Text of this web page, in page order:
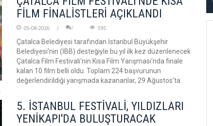
FİLM FİNALİSTLERİ AÇIKLANDI
05-08-2026 595
Çatalca Belediyesi tarafından İstanbul Büyükşehir
Belediyesi'nin (İBB) desteğiyle bu yıl ilk kez düzenlenecek
Çatalca Film Festivali'nin Kısa Film Yarışması'nda finale
kalan 10 film belli oldu. Toplam 224 başvurunun
değerlendirildiği yarışmada kazananlar, 29 Ağustos'ta
5. İSTANBUL FESTİVALİ, YILDIZLARI
YENİKAPI'DA BULUŞTURACAK